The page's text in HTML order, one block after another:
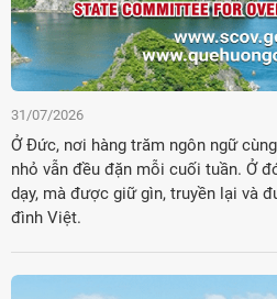
31/07/2026
Ở Đức, nơi hàng trăm ngôn ngữ
nhỏ vẫn đều đặn mỗi cuối tuần. Ở
dạy, mà được giữ gìn, truyền lại và
đình Việt.